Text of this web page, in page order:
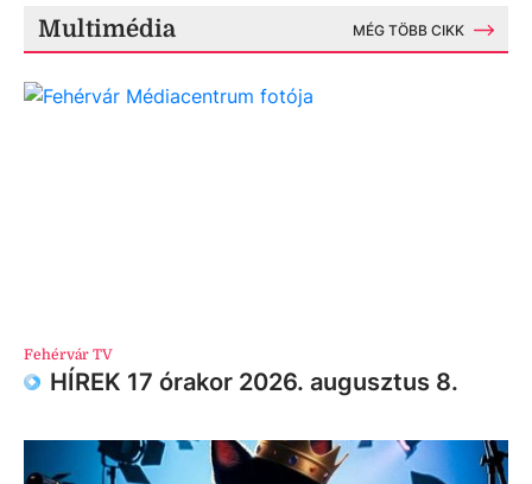
Multimédia MÉG TÖBB CIKK
Fehérvár TV
HÍREK 17 órakor 2026. augusztus 8.